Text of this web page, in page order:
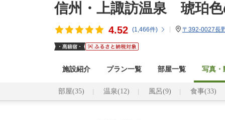
信州・上諏訪温泉 琥珀色
4.52 (1,466件) 〒392-0027長
施設紹介 プラン一覧 部屋一覧 写真・
部屋(35) 温泉(12) 風呂(9) 食事(33)